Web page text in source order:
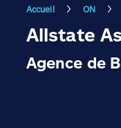
Accueil ON
Allstate
Agence de